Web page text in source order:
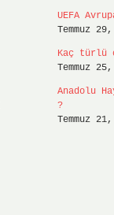
UEFA
Temmuz
Kaç türlü
Temmuz
Anadolu
?
Temmuz